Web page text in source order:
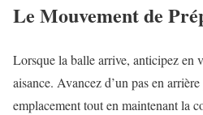
Le Mouvement de
Lorsque la balle arrive, anticipez en
aisance. Avancez d’un pas en
emplacement tout en maintenant la